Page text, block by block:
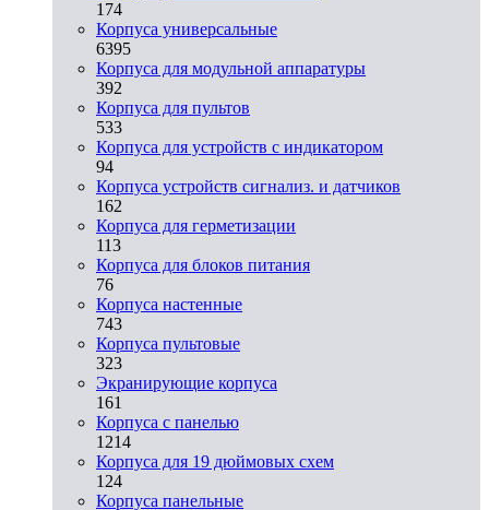
174
Корпуса универсальные
6395
Корпуса для модульной аппаратуры
392
Корпуса для пультов
533
Корпуса для устройств с индикатором
94
Корпуса устройств сигнализ. и датчиков
162
Корпуса для герметизации
113
Корпуса для блоков питания
76
Корпуса настенные
743
Корпуса пультовые
323
Экранирующие корпуса
161
Корпуса с панелью
1214
Корпуса для 19 дюймовых схем
124
Корпуса панельные